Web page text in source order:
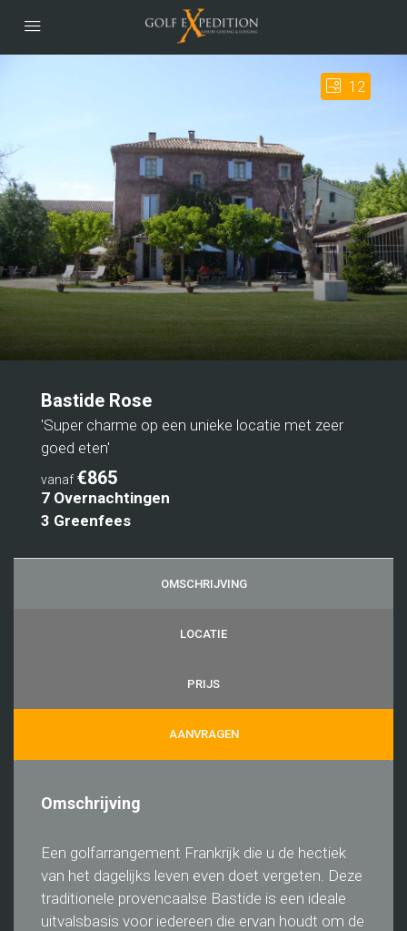
12
Bastide Rose
'Super charme op een unieke locatie met zeer
goed eten'
vanaf €865
7 Overnachtingen
3 Greenfees
OMSCHRIJVING
LOCATIE
PRIJS
AANVRAGEN
Omschrijving
Een golfarrangement Frankrijk die u de hectiek
van het dagelijks leven even doet vergeten. Deze
traditionele provencaalse Bastide is een ideale
uitvalsbasis voor iedereen die ervan houdt om de